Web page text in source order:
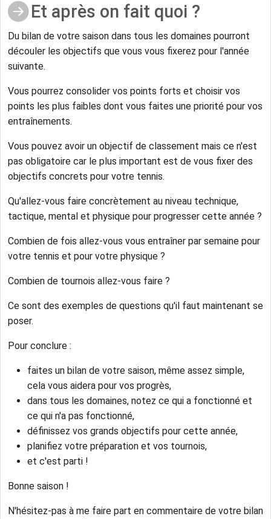
Et après on fait quoi ?
Du bilan de votre saison dans tous les domaines pourront
découler les objectifs que vous vous fixerez pour l'année
suivante.
Vous pourrez consolider vos points forts et choisir vos
points les plus faibles dont vous faites une priorité pour vos
entraînements.
Vous pouvez avoir un objectif de classement mais ce n'est
pas obligatoire car le plus important est de vous fixer des
objectifs concrets pour votre tennis.
Qu'allez-vous faire concrètement au niveau technique,
tactique, mental et physique pour progresser cette année ?
Combien de fois allez-vous vous entraîner par semaine pour
votre tennis et pour votre physique ?
Combien de tournois allez-vous faire ?
Ce sont des exemples de questions qu'il faut maintenant se
poser.
Pour conclure :
faites un bilan de votre saison, même assez simple,
cela vous aidera pour vos progrès,
dans tous les domaines, notez ce qui a fonctionné et
ce qui n'a pas fonctionné,
définissez vos grands objectifs pour cette année,
planifiez votre préparation et vos tournois,
et c'est parti !
Bonne saison !
N'hésitez-pas à me faire part en commentaire de votre bilan